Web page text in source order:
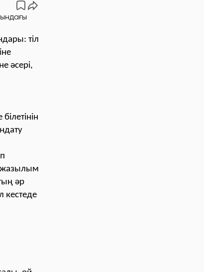
тіл
әсері,
жазылым
әр
кестеде